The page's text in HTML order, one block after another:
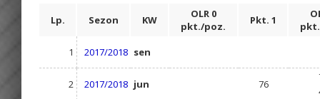
Lp. Sezon KW
OLR 0
pkt./poz.
Pkt. 1
1
2017/2018 sen
2 2017/2018 jun 76